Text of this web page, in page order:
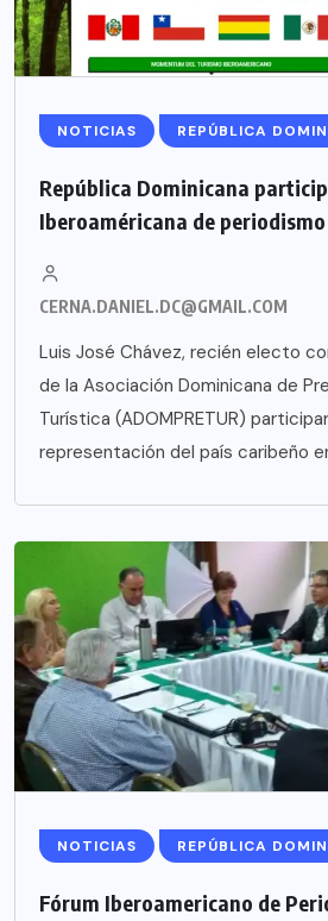
NOTICIAS REPÚBLICA
República Dominicana
Iberoaméricana de
CERNA.DANIEL.DC@GMAIL.COM
Luis José Chávez, recién electo
de la Asociación Dominicana de
Turística (ADOMPRETUR)
representación del país caribeño
NOTICIAS REPÚBLICA
Fórum Iberoamericano de